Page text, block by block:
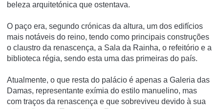
beleza arquitetónica que ostentava.
O paço era, segundo crónicas da altura, um dos edifí­cios
mais notáveis do reino, tendo como principais construções
o claustro da renascença, a Sala da Rainha, o refeitório e a
biblioteca régia, sendo esta uma das primeiras do paí­s.
Atualmente, o que resta do palácio é apenas a Galeria das
Damas, representante exí­mia do estilo manuelino, mas
com traços da renascença e que sobreviveu devido à sua